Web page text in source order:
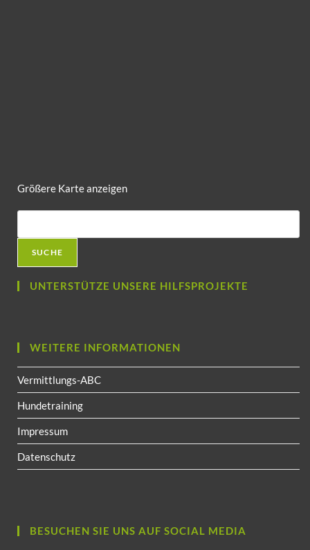
Größere Karte anzeigen
SUCHE
UNTERSTÜTZE UNSERE HILFSPROJEKTE
WEITERE INFORMATIONEN
Vermittlungs-ABC
Hundetraining
Impressum
Datenschutz
BESUCHEN SIE UNS AUF SOCIAL MEDIA